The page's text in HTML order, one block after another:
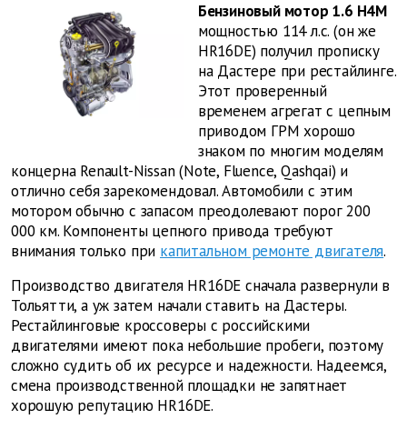
Бензиновый мотор 1.6 H4M
мощностью 114 л.с. (он же
HR16DE) получил прописку
на Дастере при рестайлинге.
Этот проверенный
временем агрегат с цепным
приводом ГРМ хорошо
знаком по многим моделям
концерна Renault-Nissan (Note, Fluence, Qashqai) и
отлично себя зарекомендовал. Автомобили с этим
мотором обычно с запасом преодолевают порог 200
000 км. Компоненты цепного привода требуют
внимания только при капитальном ремонте двигателя.
Производство двигателя HR16DE сначала развернули в
Тольятти, а уж затем начали ставить на Дастеры.
Рестайлинговые кроссоверы с российскими
двигателями имеют пока небольшие пробеги, поэтому
сложно судить об их ресурсе и надежности. Надеемся,
смена производственной площадки не запятнает
хорошую репутацию HR16DE.